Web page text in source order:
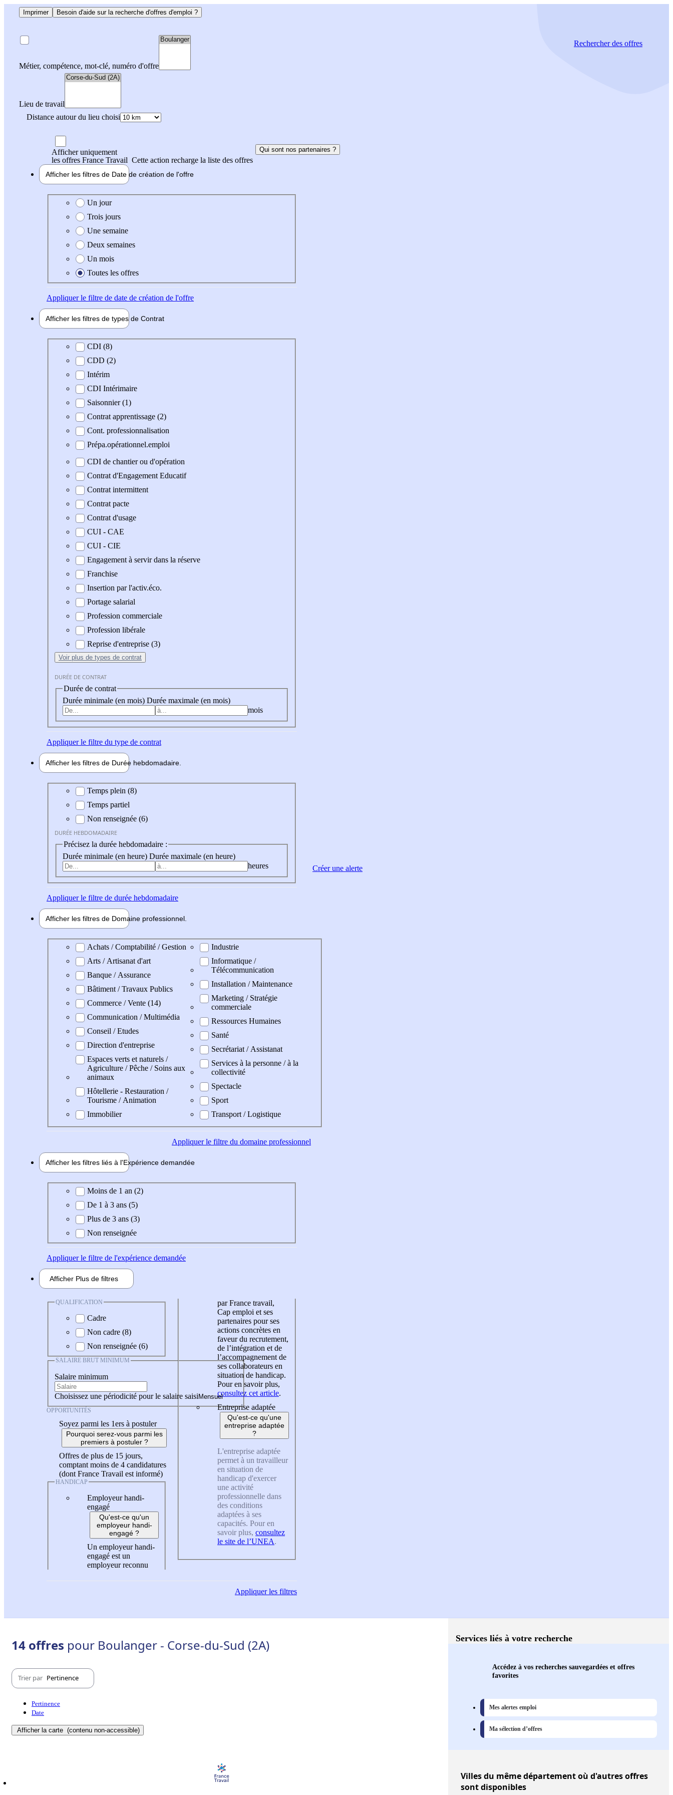
Imprimer Besoin d'aide sur la recherche d'offres d'emploi ?
Métier, compétence, mot-clé, numéro d'offre
Lieu de travail
Distance autour du lieu choisi
Rechercherdes offres
Afficher uniquement
les offres France Travail Cette action recharge la liste des offres
Qui sont nos partenaires ?
Afficher les filtres de Date de création de l'offre
Date de création de l'offre
Un jour
Trois jours
Une semaine
Deux semaines
Un mois
Toutes les offres
Appliquerle filtre de date de création de l'offre
Afficher les filtres de types de Contrat
Type de contrat
CDI (8)
CDD (2)
Intérim
CDI Intérimaire
Saisonnier (1)
Contrat apprentissage (2)
Cont. professionnalisation
Prépa.opérationnel.emploi
CDI de chantier ou d'opération
Contrat d'Engagement Educatif
Contrat intermittent
Contrat pacte
Contrat d'usage
CUI - CAE
CUI - CIE
Engagement à servir dans la réserve
Franchise
Insertion par l'activ.éco.
Portage salarial
Profession commerciale
Profession libérale
Reprise d'entreprise (3)
Voir plus de types de contrat
DURÉE DE CONTRAT
Durée de contrat
Durée minimale (en mois) Durée maximale (en mois)
mois
Appliquerle filtre du type de contrat
Afficher les filtres de Durée hebdomadaire
Durée hebdomadaire
Temps plein (8)
Temps partiel
Non renseignée (6)
DURÉE HEBDOMADAIRE
Précisez la durée hebdomadaire :
Durée minimale (en heure) Durée maximale (en heure)
heures
Appliquerle filtre de durée hebdomadaire
Afficher les filtres de Domaine professionnel
Domaine professionel
Achats / Comptabilité / Gestion
Arts / Artisanat d'art
Banque / Assurance
Bâtiment / Travaux Publics
Commerce / Vente (14)
Communication / Multimédia
Conseil / Etudes
Direction d'entreprise
Espaces verts et naturels /
Agriculture / Pêche / Soins aux
animaux
Hôtellerie - Restauration /
Tourisme / Animation
Immobilier
Industrie
Informatique /
Télécommunication
Installation / Maintenance
Marketing / Stratégie
commerciale
Ressources Humaines
Santé
Secrétariat / Assistanat
Services à la personne / à la
collectivité
Spectacle
Sport
Transport / Logistique
Appliquerle filtre du domaine professionnel
Afficher les filtres liés à l'Expérience demandée
Expérience demandée
Moins de 1 an (2)
De 1 à 3 ans (5)
Plus de 3 ans (3)
Non renseignée
Appliquerle filtre de l'expérience demandée
Afficher Plus de filtres
QUALIFICATION
Cadre
Non cadre (8)
Non renseignée (6)
SALAIRE BRUT MINIMUM
Salaire minimum
Choisissez une périodicité pour le salaire saisi
OPPORTUNITÉS
Soyez parmi les 1ers à postuler
Pourquoi serez-vous parmi les
premiers à postuler ?
Offres de plus de 15 jours,
comptant moins de 4 candidatures
(dont France Travail est informé)
HANDICAP
Employeur handi-
engagé
Qu'est-ce qu'un
employeur handi-
engagé ?
Un employeur handi-
engagé est un
employeur reconnu
par France travail,
Cap emploi et ses
partenaires pour ses
actions concrètes en
faveur du recrutement,
de l’intégration et de
l’accompagnement de
ses collaborateurs en
situation de handicap.
Pour en savoir plus,
consultez cet article.
Entreprise adaptée
Qu'est-ce qu'une
entreprise adaptée
?
L'entreprise adaptée
permet à un travailleur
en situation de
handicap d'exercer
une activité
professionnelle dans
des conditions
adaptées à ses
capacités. Pour en
savoir plus, consultez
le site de l’UNEA.
Appliquerles filtres
Créer une alerte
14 offres pour Boulanger - Corse-du-Sud (2A)
Trier par Pertinence
Pertinence
Date
Afficher la carte (contenu non-accessible)
Services liés à votre recherche
Accédez à vos recherches sauvegardées et offres
favorites
Mes alertes emploi
Ma sélection d’offres
Villesdu même département où d'autres offres
sont disponibles